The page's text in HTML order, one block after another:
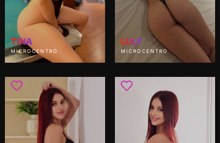
TINA
MICROCENTRO
LULY
MICROCENTRO